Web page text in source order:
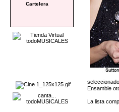
Ensamble
La lista
Cartelera